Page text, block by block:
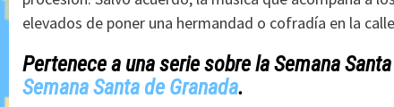
elevados de poner una hermandad o cofradía en la
Pertenece a una serie sobre la Semana
Semana Santa de Granada.